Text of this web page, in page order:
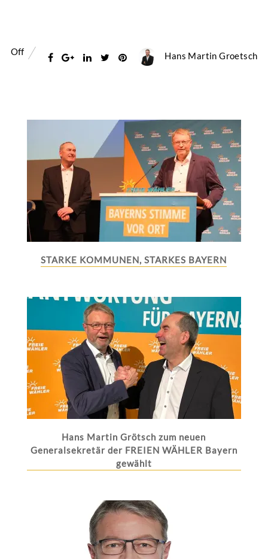
Off Hans Martin Groetsch
STARKE KOMMUNEN, STARKES BAYERN
Hans Martin Grötsch zum neuen
Generalsekretär der FREIEN WÄHLER Bayern
gewählt